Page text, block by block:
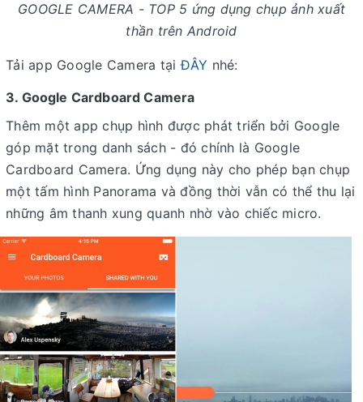
GOOGLE CAMERA - TOP 5 ứng dụng chụp ảnh xuất
thần trên Android
Tải app Google Camera tạiĐÂY nhé:
3. Google Cardboard Camera
Thêm một app chụp hình được phát triển bởi Google
góp mặt trong danh sách - đó chính là Google
Cardboard Camera. Ứng dụng này cho phép bạn chụp
một tấm hình Panorama và đồng thời vẫn có thể thu lại
những âm thanh xung quanh nhờ vào chiếc micro.